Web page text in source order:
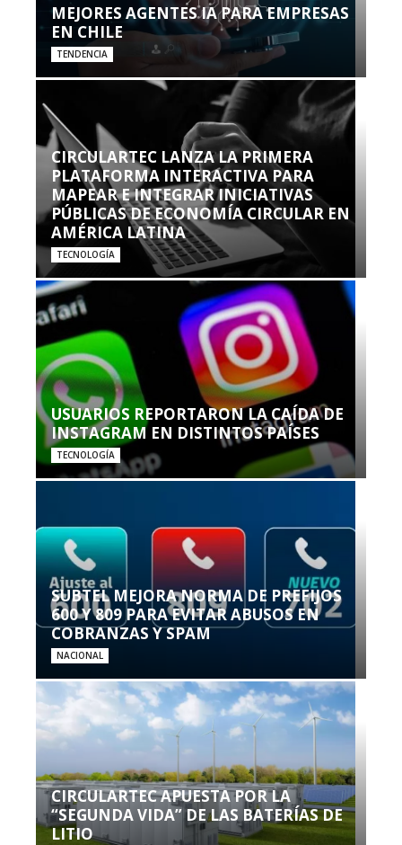
MEJORES AGENTES IA PARA EMPRESAS
EN CHILE
TENDENCIA
CIRCULARTEC LANZA LA PRIMERA
PLATAFORMA INTERACTIVA PARA
MAPEAR E INTEGRAR INICIATIVAS
PÚBLICAS DE ECONOMÍA CIRCULAR EN
AMÉRICA LATINA
TECNOLOGÍA
USUARIOS REPORTARON LA CAÍDA DE
INSTAGRAM EN DISTINTOS PAÍSES
TECNOLOGÍA
SUBTEL MEJORA NORMA DE PREFIJOS
600 Y 809 PARA EVITAR ABUSOS EN
COBRANZAS Y SPAM
NACIONAL
CIRCULARTEC APUESTA POR LA
“SEGUNDA VIDA” DE LAS BATERÍAS DE
LITIO